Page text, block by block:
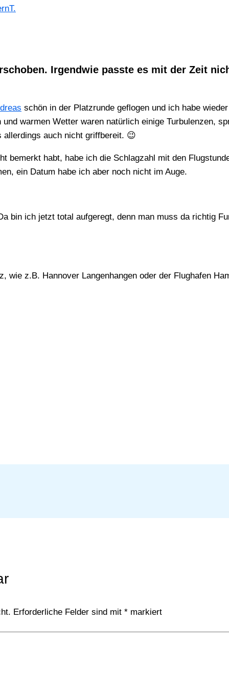
Irgendwie passte es mit der Zeit
schön in der Platzrunde geflogen und ich habe
warmen Wetter waren natürlich einige Turbulenzen,
allerdings auch nicht griffbereit. 😉
bemerkt habt, habe ich die Schlagzahl mit den
ein Datum habe ich aber noch nicht im Auge.
bin ich jetzt total aufgeregt, denn man muss da richtig
wie z.B. Hannover Langenhangen oder der Flughafen
Erforderliche Felder sind mit* markiert